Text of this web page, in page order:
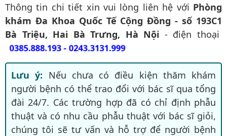
Thông tin chi tiết xin vui lòng liên hệ với Phòng
khám Đa Khoa Quốc Tế Cộng Đồng - số 193C1
Bà Triệu, Hai Bà Trưng, Hà Nội - điện thoại
0385.888.193 - 0243.3131.999
Lưu ý: Nếu chưa có điều kiện thăm khám
người bệnh có thể trao đổi với bác sĩ qua tổng
đài 24/7. Các trường hợp đã có chỉ định phẫu
thuật và có nhu cầu phẫu thuật với bác sĩ giỏi,
chúng tôi sẽ tư vấn và hỗ trợ để người bệnh